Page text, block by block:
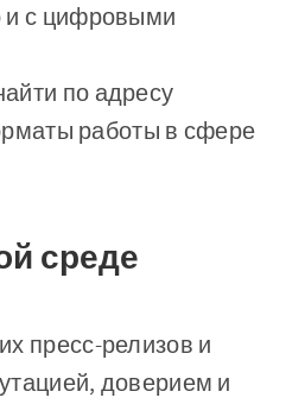
и с цифровыми
по адресу
работы в сфере
среде
пресс-релизов и
доверием и